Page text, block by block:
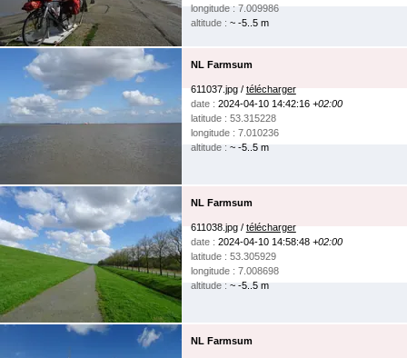
longitude : 7.009986
altitude : ~ -5..5 m
NL Farmsum
611037.jpg / télécharger
date : 2024-04-10 14:42:16 +02:00
latitude : 53.315228
longitude : 7.010236
altitude :~ -5..5 m
NL Farmsum
611038.jpg / télécharger
date : 2024-04-10 14:58:48 +02:00
latitude : 53.305929
longitude : 7.008698
altitude :~ -5..5 m
NL Farmsum